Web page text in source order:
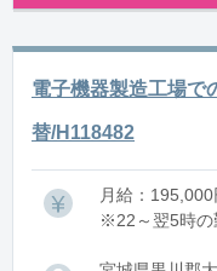
電子機器製造工場で
替/H118482
月給：195,000
※22～翌5時の